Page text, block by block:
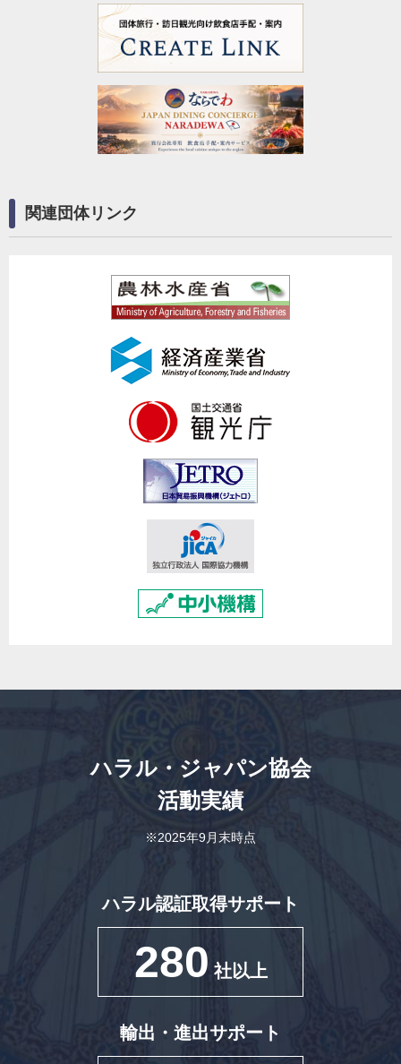
関連団体リンク
ハラル・ジャパン協会
活動実績
※2025年9月末時点
ハラル認証取得サポート
280 社以上
輸出・進出サポート